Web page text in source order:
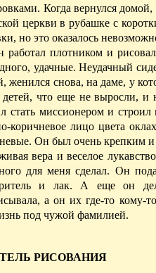
Когда вернулся домой,
церкви в рубашке с
но это оказалось
работал плотником и
удачные.Неудачный
женился снова, на даме, у
что еще не выросли, и
миссионером и строил
коричневое лицо цвета
. Он был очень крепким
вера и веселое
для меня сделал. Он
и лак. А еще он
а он их где-то кому-
под чужой фамилией.
РИСОВАНИЯ